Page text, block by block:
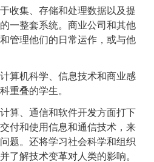
集、存储和处理数据以及提
一整套系统。商业公司和其他
管理他们的日常运作，或与他
机科学、信息技术和商业感
重叠的学生。
、通信和软件开发方面打下
付和使用信息和通信技术，来
题。还将学习社会科学和组织
了解技术变革对人类的影响。